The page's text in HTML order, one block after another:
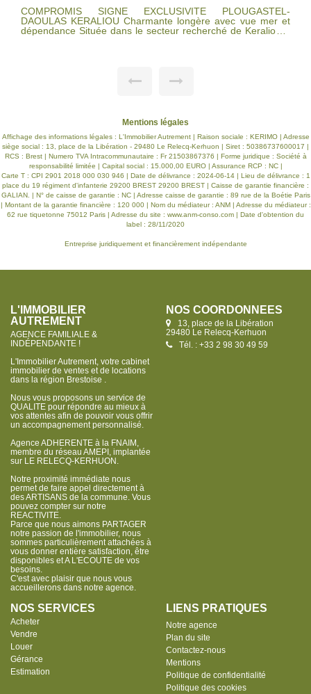
COMPROMIS SIGNE EXCLUSIVITE PLOUGASTEL-
DAOULAS KERALIOU Charmante longère avec vue mer et
dépendance Située dans le secteur recherché de Keraliou à
salon-séjour chaleureux avec insert, d'une cuisine aménagée
Le dernier niveau accueille une chambre supplémentaire
ainsi qu'un bureau en mezzanine, idéal pour le télétravail ou
un espace détente. À l'extérieur, vous profiterez d'un beau
jardin clos et arboré de 1 050 m², parfait pour les moments
en famille ou entre amis. Le véritable atout de cette propriété
: un penty indépendant d'environ 30 m² comprenant une
pièce de vie, une salle de bains et une chambre en
mezzanine. Un espace idéal pour recevoir famille et amis,
exercer une activité indépendante ou développer un projet
locatif. Une propriété pleine de charme alliant authenticité,
confort et potentiel, dans un environnement privilégié à
proximité de la mer. À découvrir sans tarder !
Mentions légales
Affichage des informations légales : L'Immobilier Autrement | Raison sociale : KERIMO | Adresse
siège social : 13, place de la Libération - 29480 Le Relecq-Kerhuon | Siret : 50386737600017 |
RCS : Brest | Numero TVA Intracommunautaire : Fr 21503867376 | Forme juridique : Société à
responsabilité limitée | Capital social : 15.000,00 EURO | Assurance RCP : NC |
Carte T : CPI 2901 2018 000 030 946 | Date de délivrance : 2024-06-14 | Lieu de délivrance : 1
place du 19 régiment d'infanterie 29200 BREST 29200 BREST | Caisse de garantie financière :
GALIAN. | N° de caisse de garantie : NC | Adresse caisse de garantie : 89 rue de la Boétie Paris
| Montant de la garantie financière : 120 000 | Nom du médiateur : ANM | Adresse du médiateur :
62 rue tiquetonne 75012 Paris | Adresse du site : www.anm-conso.com | Date d'obtention du
label : 28/11/2020
Entreprise juridiquement et financièrement indépendante
L'IMMOBILIER
AUTREMENT
AGENCE FAMILIALE &
INDÉPENDANTE !
L'Immobilier Autrement, votre cabinet
immobilier de ventes et de locations
dans la région Brestoise .
Nous vous proposons un service de
QUALITE pour répondre au mieux à
vos attentes afin de pouvoir vous offrir
un accompagnement personnalisé.
Agence ADHERENTE à la FNAIM,
membre du réseau AMEPI, implantée
sur LE RELECQ-KERHUON.
Notre proximité immédiate nous
permet de faire appel directement à
des ARTISANS de la commune. Vous
pouvez compter sur notre
REACTIVITE.
Parce que nous aimons PARTAGER
notre passion de l'immobilier, nous
sommes particulièrement attachées à
vous donner entière satisfaction, être
disponibles et A L'ECOUTE de vos
besoins.
C'est avec plaisir que nous vous
accueillerons dans notre agence.
NOS COORDONNÉES
13, place de la Libération
29480 Le Relecq-Kerhuon
Tél. : +33 2 98 30 49 59
NOS SERVICES
Acheter
Vendre
Louer
Gérance
Estimation
LIENS PRATIQUES
Notre agence
Plan du site
Contactez-nous
Mentions
Politique de confidentialité
Politique des cookies